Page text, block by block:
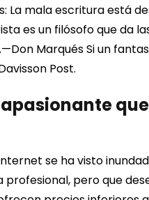
La mala escritura está
es un filósofo que da
MarquésSi un
Post.
se ha visto
pero que